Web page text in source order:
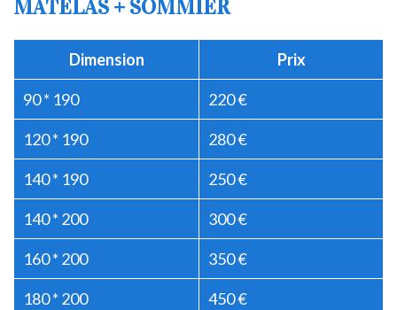
MATELAS + SOMMIER
Dimension Prix
90 * 190 220 €
120 * 190 280 €
140 * 190 250 €
140 * 200 300 €
160 * 200 350 €
180 * 200 450 €